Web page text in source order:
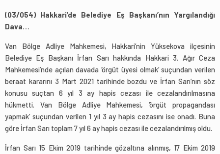
(03/054) Hakkari’de Belediye Eş Başkanı’nın Yargılandığı
Dava…
Van Bölge Adliye Mahkemesi, Hakkari’nin Yüksekova ilçesinin
Belediye Eş Başkanı İrfan Sarı hakkında Hakkari 3. Ağır Ceza
Mahkemesi’nde açılan davada ‘örgüt üyesi olmak’ suçundan verilen
beraat kararını 3 Mart 2021 tarihinde bozdu ve İrfan Sarı’nın söz
konusu suçtan 6 yıl 3 ay hapis cezası ile cezalandırılmasına
hükmetti. Van Bölge Adliye Mahkemesi, ‘örgüt propagandası
yapmak’ suçundan verilen 1 yıl 3 ay hapis cezasını ise onadı. Buna
göre İrfan Sarı toplam 7 yıl 6 ay hapis cezası ile cezalandırılmış oldu.
İrfan Sarı 15 Ekim 2019 tarihinde gözaltına alınmış, 17 Ekim 2019